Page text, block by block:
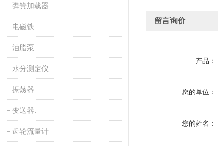
弹簧加载器
电磁铁
油脂泵
水分测定仪
振荡器
变送器.
齿轮流量计
留言询价
产品：
您的单位：
您的姓名：